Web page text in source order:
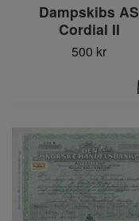
Dampskibs AS
Cordial II
500 kr